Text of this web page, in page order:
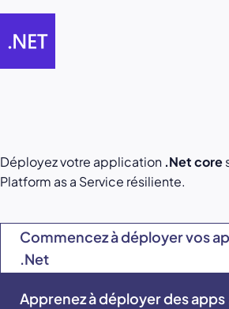
Déployez votre application .Net core
Platform as a Service résiliente.
Commencez à déployer vos
.Net
Apprenez à déployer des apps